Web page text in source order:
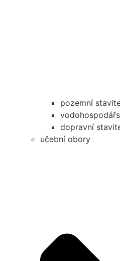
pozemní
dopravní
učební obory